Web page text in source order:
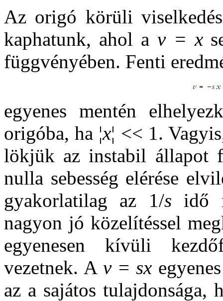
Az origó körüli
kaphatunk, ahol a v = x
függvényében. Fenti
egyenes mentén
origóba, ha ¦x¦ << 1.
lökjük az instabil állapot
nulla sebesség elérése
gyakorlatilag az 1/s idő
nagyon jó közelítéssel
egyenesen kívüli
vezetnek. Av= sx
az a sajátos tulajdonsága,